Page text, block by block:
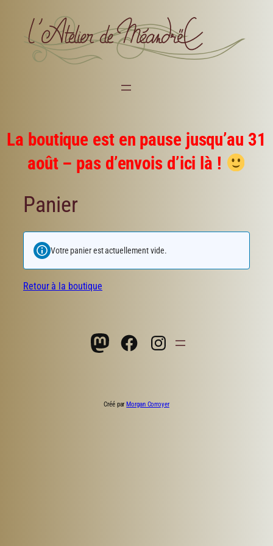
La boutique est en pause jusqu’au 31
août – pas d’envois d’ici là !
Panier
Votre panier est actuellement vide.
Retour à la boutique
Mastodon
Facebook
Instagram
Créé parMorgan Corroyer